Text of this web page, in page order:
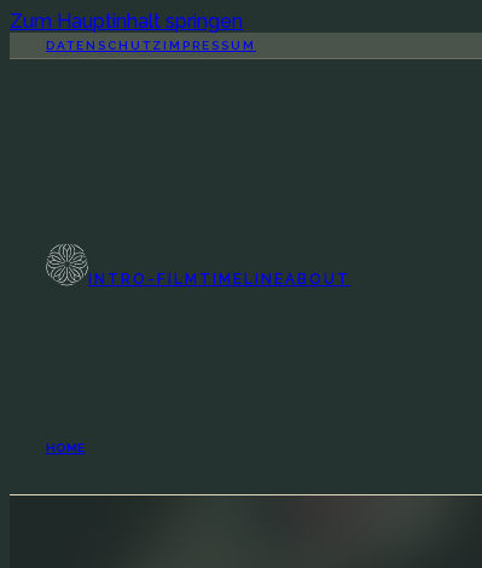
Zum Hauptinhalt springen
DATENSCHUTZIMPRESSUM
HOME
INTRO-FILM TIMELINEABOUT